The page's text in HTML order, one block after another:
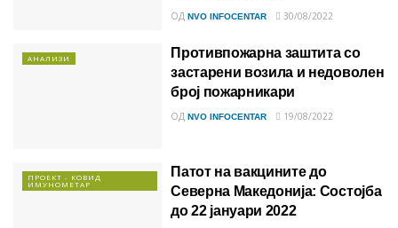
ОД NVO INFOCENTAR 30/08/2022
АНАЛИЗИ
Противпожарна заштита со
застарени возила и недоволен
број пожарникари
ОД NVO INFOCENTAR 19/08/2022
ПРОЕКТ - КОВИД
ИМУНОМЕТАР
Патот на вакцините до
Северна Македонија: Состојба
до 22 јануари 2022